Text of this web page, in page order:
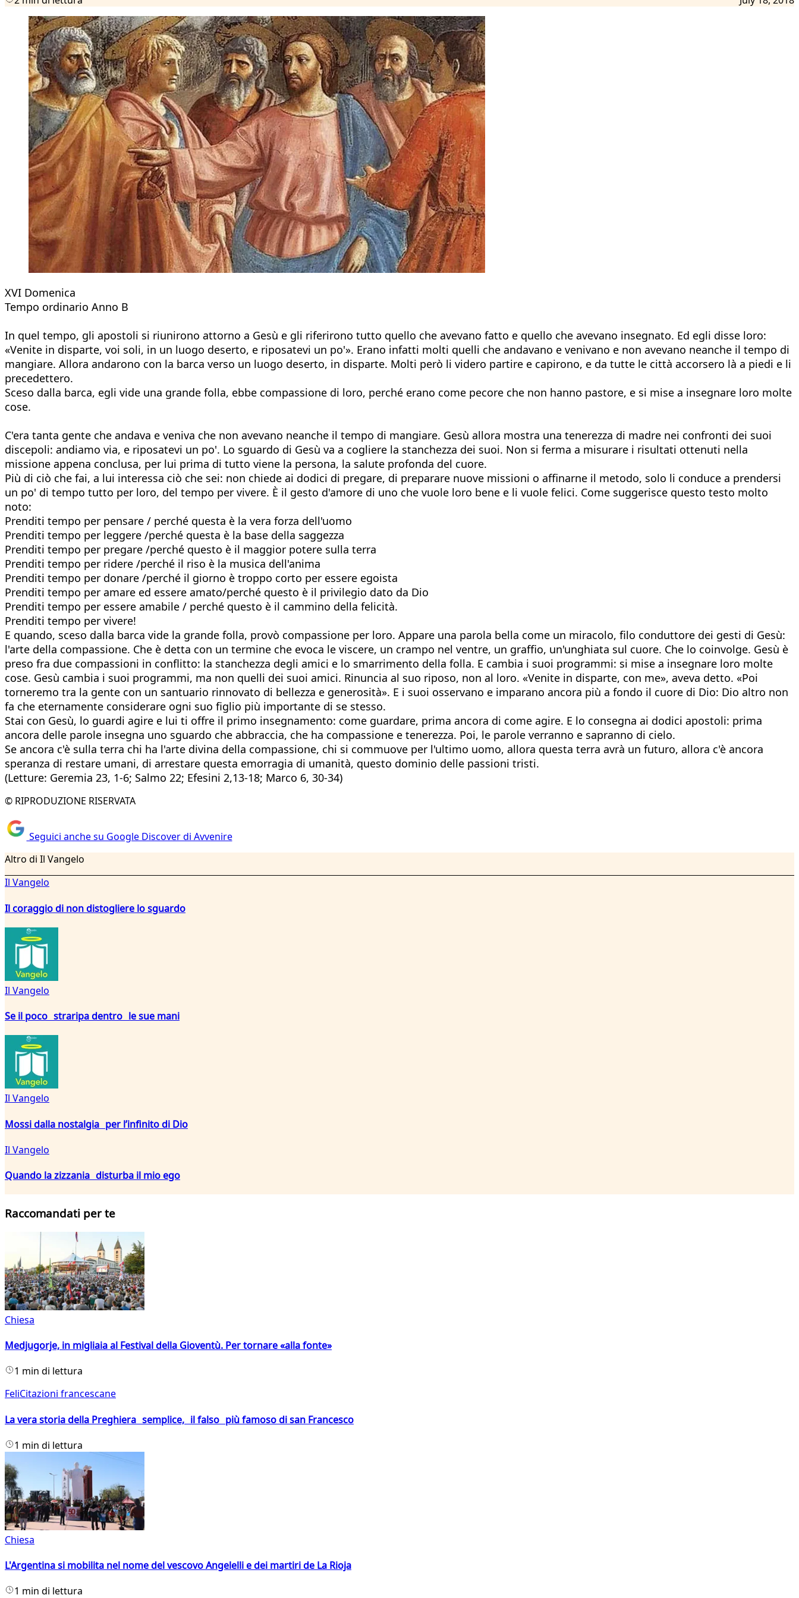
XVI Domenica
Tempo ordinario Anno B
In quel tempo, gli apostoli si riunirono attorno a Gesù e gli riferirono tutto quello che avevano fatto e quello che avevano insegnato. Ed egli disse loro:
«Venite in disparte, voi soli, in un luogo deserto, e riposatevi un po'». Erano infatti molti quelli che andavano e venivano e non avevano neanche il tempo di
mangiare. Allora andarono con la barca verso un luogo deserto, in disparte. Molti però li videro partire e capirono, e da tutte le città accorsero là a piedi e li
precedettero.
Sceso dalla barca, egli vide una grande folla, ebbe compassione di loro, perché erano come pecore che non hanno pastore, e si mise a insegnare loro molte
cose.
C'era tanta gente che andava e veniva che non avevano neanche il tempo di mangiare. Gesù allora mostra una tenerezza di madre nei confronti dei suoi
discepoli: andiamo via, e riposatevi un po'. Lo sguardo di Gesù va a cogliere la stanchezza dei suoi. Non si ferma a misurare i risultati ottenuti nella
missione appena conclusa, per lui prima di tutto viene la persona, la salute profonda del cuore.
Più di ciò che fai, a lui interessa ciò che sei: non chiede ai dodici di pregare, di preparare nuove missioni o affinarne il metodo, solo li conduce a prendersi
un po' di tempo tutto per loro, del tempo per vivere. È il gesto d'amore di uno che vuole loro bene e li vuole felici. Come suggerisce questo testo molto
noto:
Prenditi tempo per pensare / perché questa è la vera forza dell'uomo
Prenditi tempo per leggere /perché questa è la base della saggezza
Prenditi tempo per pregare /perché questo è il maggior potere sulla terra
Prenditi tempo per ridere /perché il riso è la musica dell'anima
Prenditi tempo per donare /perché il giorno è troppo corto per essere egoista
Prenditi tempo per amare ed essere amato/perché questo è il privilegio dato da Dio
Prenditi tempo per essere amabile / perché questo è il cammino della felicità.
Prenditi tempo per vivere!
E quando, sceso dalla barca vide la grande folla, provò compassione per loro. Appare una parola bella come un miracolo, filo conduttore dei gesti di Gesù:
l'arte della compassione. Che è detta con un termine che evoca le viscere, un crampo nel ventre, un graffio, un'unghiata sul cuore. Che lo coinvolge. Gesù è
preso fra due compassioni in conflitto: la stanchezza degli amici e lo smarrimento della folla. E cambia i suoi programmi: si mise a insegnare loro molte
cose. Gesù cambia i suoi programmi, ma non quelli dei suoi amici. Rinuncia al suo riposo, non al loro. «Venite in disparte, con me», aveva detto. «Poi
torneremo tra la gente con un santuario rinnovato di bellezza e generosità». E i suoi osservano e imparano ancora più a fondo il cuore di Dio: Dio altro non
fa che eternamente considerare ogni suo figlio più importante di se stesso.
Stai con Gesù, lo guardi agire e lui ti offre il primo insegnamento: come guardare, prima ancora di come agire. E lo consegna ai dodici apostoli: prima
ancora delle parole insegna uno sguardo che abbraccia, che ha compassione e tenerezza. Poi, le parole verranno e sapranno di cielo.
Se ancora c'è sulla terra chi ha l'arte divina della compassione, chi si commuove per l'ultimo uomo, allora questa terra avrà un futuro, allora c'è ancora
speranza di restare umani, di arrestare questa emorragia di umanità, questo dominio delle passioni tristi.
(Letture: Geremia 23, 1-6; Salmo 22; Efesini 2,13-18; Marco 6, 30-34)
© RIPRODUZIONE RISERVATA
Seguici anche su Google Discover di Avvenire
Altro di Il Vangelo
Il Vangelo
Il coraggio di non distogliere lo sguardo
Il Vangelo
Se il poco straripa dentro le sue mani
Il Vangelo
Mossi dalla nostalgia per l’infinito di Dio
Il Vangelo
Quando la zizzania disturba il mio ego
Raccomandati per te
Chiesa
Medjugorje, in migliaia al Festival della Gioventù. Per tornare «alla fonte»
1 min di lettura
FeliCitazioni francescane
La vera storia della Preghiera semplice, il falso più famoso di san Francesco
1 min di lettura
Chiesa
L'Argentina si mobilita nel nome del vescovo Angelelli e dei martiri de La Rioja
1 min di lettura